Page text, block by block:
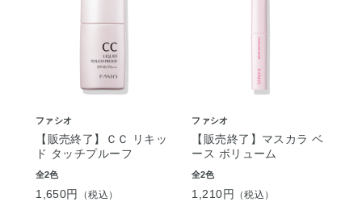
ファシオ
【販売終了】ＣＣ リキッ
ド タッチプルーフ
全2色
1,650円 （税込）
ファシオ
【販売終了】マスカラ ベ
ース ボリューム
全2色
1,210円 （税込）